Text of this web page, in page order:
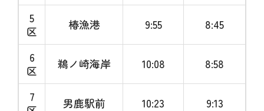
5
区
椿漁港 9:55 8:45
6
区
鵜ノ崎海岸 10:08 8:58
7
男鹿駅前 10:23 9:13